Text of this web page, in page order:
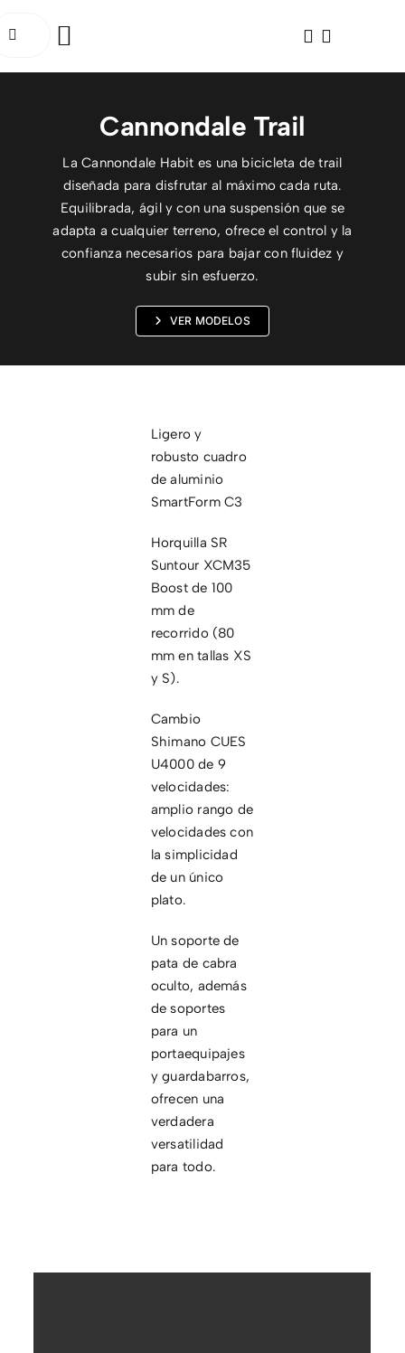
al
Toggle
ELÉCTRICAS
ACCESORIOS
Cannondale Trail
La Cannondale Habit es una bicicleta de trail
diseñada para disfrutar al máximo cada ruta.
Equilibrada, ágil y con una suspensión que se
adapta a cualquier terreno, ofrece el control y la
confianza necesarios para bajar con fluidez y
subir sin esfuerzo.
VER MODELOS
Ligero y
robusto cuadro
de aluminio
SmartForm C3
Horquilla SR
Suntour XCM35
Boost de 100
mm de
recorrido (80
mm en tallas XS
y S).
Cambio
Shimano CUES
U4000 de 9
velocidades:
amplio rango de
velocidades con
la simplicidad
de un único
plato.
Un soporte de
pata de cabra
oculto, además
de soportes
para un
portaequipajes
y guardabarros,
ofrecen una
verdadera
versatilidad
para todo.